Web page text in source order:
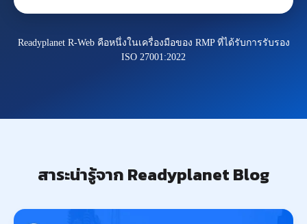
Readyplanet R-Web คือหนึ่งในเครื่องมือของ RMP ที่ได้รับการรับรอง
ISO 27001:2022
สาระน่ารู้จาก Readyplanet Blog